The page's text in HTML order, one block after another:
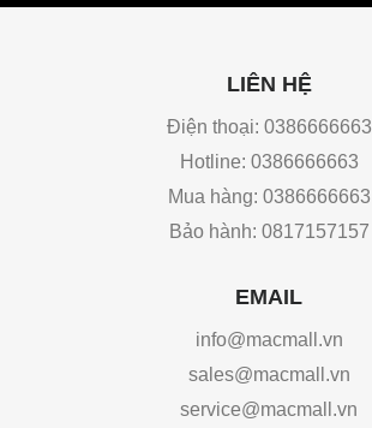
LIÊN HỆ
Điện thoại: 0386666663
Hotline: 0386666663
Mua hàng: 0386666663
Bảo hành: 0817157157
EMAIL
info@macmall.vn
sales@macmall.vn
service@macmall.vn